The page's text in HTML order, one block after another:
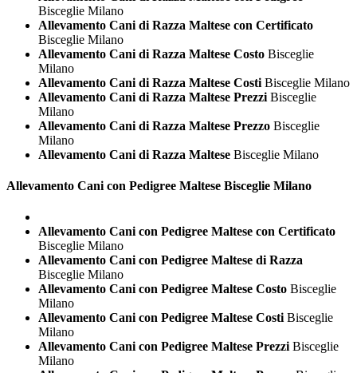
Bisceglie Milano
Allevamento Cani di Razza Maltese con Certificato
Bisceglie Milano
Allevamento Cani di Razza Maltese Costo Bisceglie
Milano
Allevamento Cani di Razza Maltese Costi Bisceglie Milano
Allevamento Cani di Razza Maltese Prezzi Bisceglie
Milano
Allevamento Cani di Razza Maltese Prezzo Bisceglie
Milano
Allevamento Cani di Razza Maltese Bisceglie Milano
Allevamento Cani con Pedigree Maltese Bisceglie Milano
Allevamento Cani con Pedigree Maltese con Certificato
Bisceglie Milano
Allevamento Cani con Pedigree Maltese di Razza
Bisceglie Milano
Allevamento Cani con Pedigree Maltese Costo Bisceglie
Milano
Allevamento Cani con Pedigree Maltese Costi Bisceglie
Milano
Allevamento Cani con Pedigree Maltese Prezzi Bisceglie
Milano